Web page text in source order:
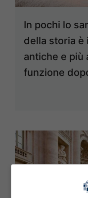
In pochi lo
della storia è
antiche e più
funzione